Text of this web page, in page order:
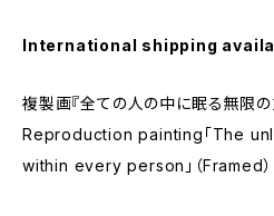
International shipping
複製画『全ての人の中に眠る無限の
Reproduction painting「The
within every person」（Framed）